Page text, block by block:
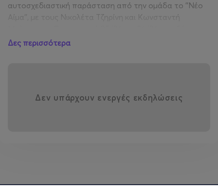
αυτοσχεδιαστική παράσταση από την ομάδα το ''Νέο
Αίμα'', με τους Νικολέτα Τζηρίνη και Κωνσταντή
Άβατον, στις 22:30.
Δες περισσότερα
Δεν υπάρχουν ενεργές εκδηλώσεις